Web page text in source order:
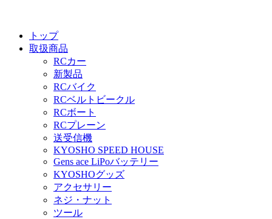
トップ
取扱商品
RCカー
新製品
RCバイク
RCベルトビークル
RCボート
RCプレーン
送受信機
KYOSHO SPEED HOUSE
Gens ace LiPoバッテリー
KYOSHOグッズ
アクセサリー
ネジ・ナット
ツール